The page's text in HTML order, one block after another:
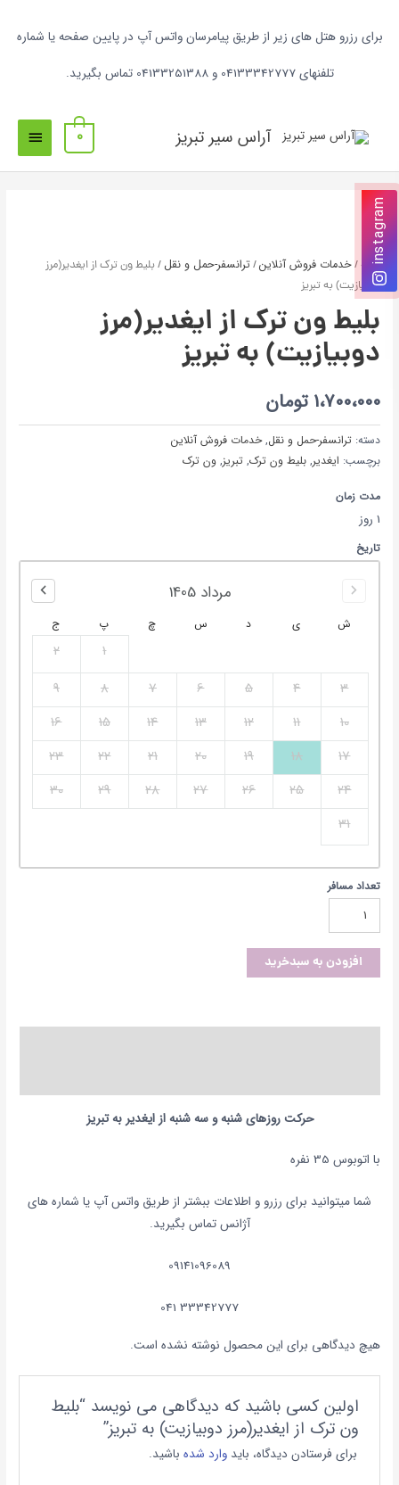
برای رزرو هتل های زیر از طریق پیامرسان واتس آپ در پایین صفحه یا شماره
تلفنهای 04133342777 و 04133251388 تماس بگیرید.
آراس سیر تبریز 0
خانه/خدمات فروش آنلاین/ترانسفر-حمل و نقل / بلیط ون ترک از ایغدیر(مرز
دوبیازیت) به تبریز
بلیط ون ترک از ایغدیر(مرز
دوبیازیت) به تبریز
1،700،000 تومان
دسته:ترانسفر-حمل و نقل,خدمات فروش آنلاین
برچسب: ایغدیر,بلیط ون ترک,تبریز,ون ترک
مدت زمان
1 روز
تاریخ
مرداد 1405
ش ي د س چ پ ج
1
2
3
4
5
6
7
8
9
10
11
12
13
14
15
16
17
18
19
20
21
22
23
24
25
26
27
28
29
30
31
تعداد مسافر
افزودن به سبدخرید
حرکت روزهای شنبه و سه شنبه از ایغدیر به تبریز
با اتوبوس 35 نفره
شما میتوانید برای رزرو و اطلاعات ببشتر از طریق واتس آپ یا شماره های
آژانس تماس بگیرید.
09141096089
33342777 041
هیچ دیدگاهی برای این محصول نوشته نشده است.
اولین کسی باشید که دیدگاهی می نویسد “بلیط
ون ترک از ایغدیر(مرز دوبیازیت) به تبریز”
برای فرستادن دیدگاه، باید وارد شدهباشید.
instagram